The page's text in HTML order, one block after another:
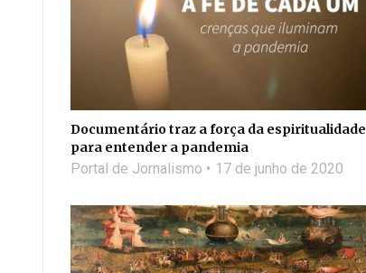
Documentário traz a força da espiritualidade
para entender a pandemia
Portal de Jornalismo 17 de junho de 2020